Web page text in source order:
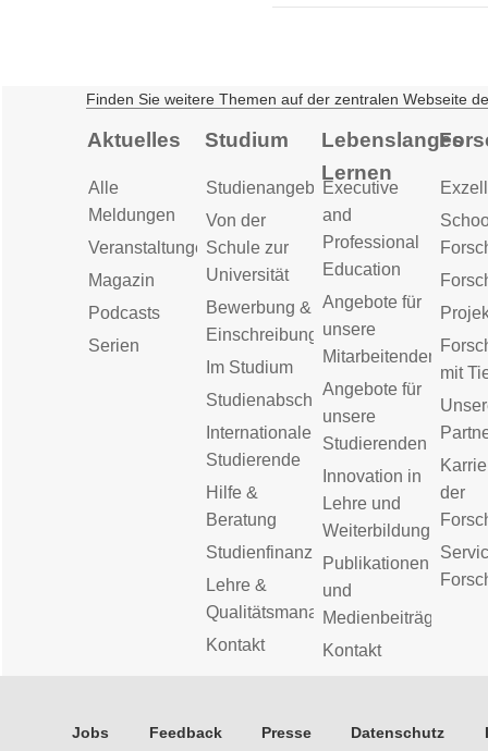
Finden Sie weitere Themen auf der zentralen Webseite
Aktuelles
Alle
Meldungen
Veranstaltungen
Magazin
Podcasts
Serien
Studium
Studienangebot
Von der
Schule zur
Universität
Bewerbung &
Einschreibung
Im Studium
Studienabschluss
Internationale
Studierende
Hilfe &
Beratung
Studienfinanzierung
Lehre &
Qualitätsmanagement
Kontakt
Lebenslanges
Lernen
Executive
and
Professional
Education
Angebote für
unsere
Mitarbeitenden
Angebote für
unsere
Studierenden
Innovation in
Lehre und
Weiterbildung
Publikationen
und
Medienbeiträge
Kontakt
mit
der
Jobs Feedback Presse Datenschutz